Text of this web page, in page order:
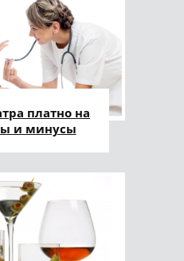
платно на
и минусы